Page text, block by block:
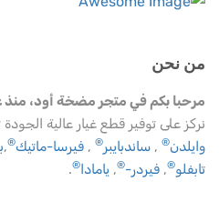
من نحن
مرحبا بكم في متجر مضخة أود، منذ عام
نركز على توفير قطع غيار عالية الجودة
وايلدن®
, ساندبايبر®
, فيرسا-ماتيك®
,
تابفلو®
, فيردر-®
, يامادا®
.